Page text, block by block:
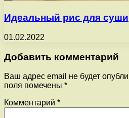
Идеальный рис для суши
01.02.2022
Добавить комментарий
Ваш адрес email не будет
поля помечены *
Комментарий *